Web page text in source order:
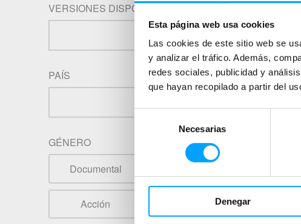
Esta página web usa cookies
Las cookies de este sitio web se
y analizar el tráfico. Además,
redes sociales, publicidad y
que hayan recopilado a partir del
Selección
consentimiento
Necesarias
Denegar
VERSIONES DISPONIBLES
PAÍS
GÉNERO
Documental
Acción Animación